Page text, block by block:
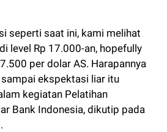
seperti saat ini, kami melihat
level Rp 17.000-an, hopefully
per dolar AS. Harapannya
ekspektasi liar itu
kegiatan Pelatihan
Bank Indonesia, dikutip pada